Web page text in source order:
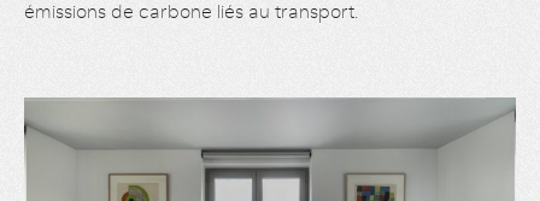
émissions de carbone liés au transport.